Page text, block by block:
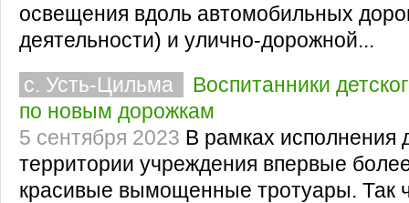
освещения вдоль автомобильных
деятельности) и улично-дорожной...
с. Усть-Цильма
Воспитанники
по новым дорожкам
5 сентября 2023 В рамках исполнения
территории учреждения впервые
красивые вымощенные тротуары. Так